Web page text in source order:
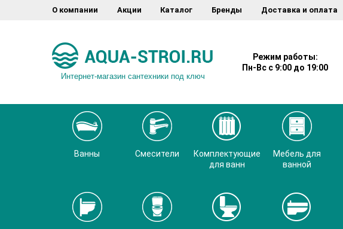
О компании Акции Каталог Бренды Доставка и оплата
Интернет-магазин сантехники под ключ
Режим работы:
Пн-Вс с 9:00 до 19:00
Ванны Смесители
Комплектующие
для ванн
Мебель для
ванной